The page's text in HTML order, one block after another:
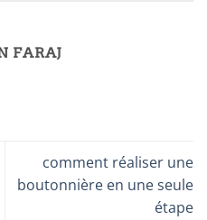
FARAJ
comment réaliser une
boutonnière en une seule
étape